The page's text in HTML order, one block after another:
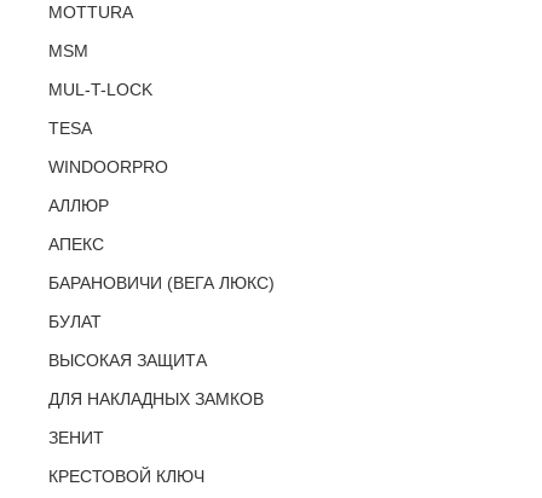
MOTTURA
MSM
MUL-T-LOCK
TESA
WINDOORPRO
АЛЛЮР
АПЕКС
БАРАНОВИЧИ (ВЕГА ЛЮКС)
БУЛАТ
ВЫСОКАЯ ЗАЩИТА
ДЛЯ НАКЛАДНЫХ ЗАМКОВ
ЗЕНИТ
КРЕСТОВОЙ КЛЮЧ